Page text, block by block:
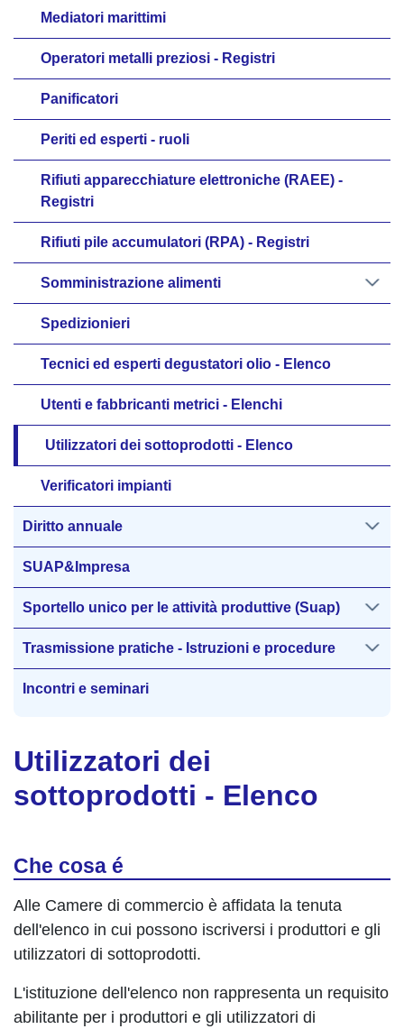
Utilizzatori dei
sottoprodotti - Elenco
Che cosa é
Alle Camere di commercio è affidata la tenuta
dell'elenco in cui possono iscriversi i produttori e gli
utilizzatori di sottoprodotti.
L'istituzione dell'elenco non rappresenta un requisito
abilitante per i produttori e gli utilizzatori di
Mediatori marittimi
Operatori metalli preziosi - Registri
Panificatori
Periti ed esperti - ruoli
Rifiuti apparecchiature elettroniche (RAEE) -
Registri
Rifiuti pile accumulatori (RPA) - Registri
Somministrazione alimenti
Spedizionieri
Tecnici ed esperti degustatori olio - Elenco
Utenti e fabbricanti metrici - Elenchi
Utilizzatori dei sottoprodotti - Elenco
Verificatori impianti
Diritto annuale
SUAP&Impresa
Sportello unico per le attività produttive (Suap)
Trasmissione pratiche - Istruzioni e procedure
Incontri e seminari